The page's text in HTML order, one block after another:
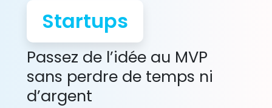
Startups
Passez de l’idée au MVP
sans perdre de temps ni
d’argent